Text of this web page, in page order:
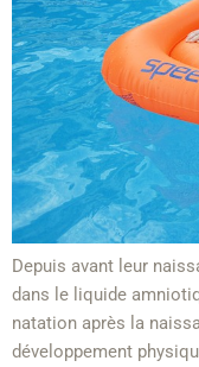
Depuis avant leur
dans le liquide
natation après la
développement